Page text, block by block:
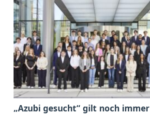
„Azubi gesucht“ gilt noch immer